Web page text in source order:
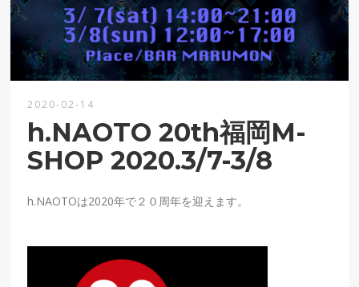
2020-02-14
h.NAOTO 20th福岡M-
SHOP 2020.3/7-3/8
h.NAOTOは2020年で２０周年を迎えます。